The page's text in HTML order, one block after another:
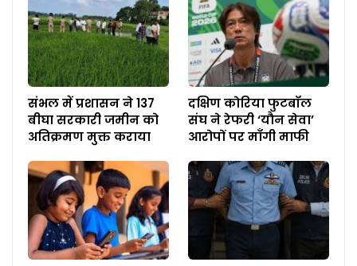
संभल में प्रशासन ने 137
बीघा सरकारी जमीन को
अतिक्रमण मुक्त कराया
दक्षिण कोरिया फुटबॉल
संघ ने रेफरी ‘यौन सेवा’
आरोपों पर माँगी माफी